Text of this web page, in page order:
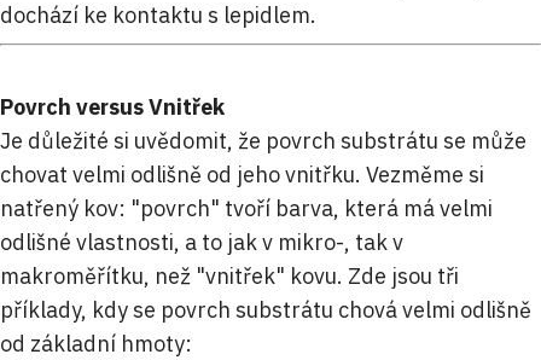
dochází ke kontaktu s lepidlem.
Povrch versus Vnitřek
Je důležité si uvědomit, že povrch substrátu se může
chovat velmi odlišně od jeho vnitřku. Vezměme si
natřený kov: "povrch" tvoří barva, která má velmi
odlišné vlastnosti, a to jak v mikro-, tak v
makroměřítku, než "vnitřek" kovu. Zde jsou tři
příklady, kdy se povrch substrátu chová velmi odlišně
od základní hmoty: